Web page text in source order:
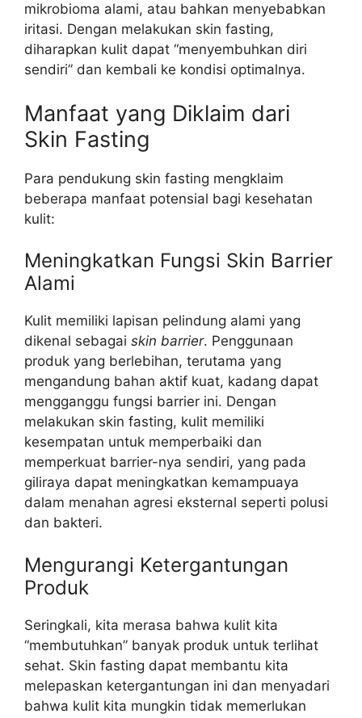
mikrobioma alami, atau bahkan menyebabkan
iritasi. Dengan melakukan skin fasting,
diharapkan kulit dapat “menyembuhkan diri
sendiri” dan kembali ke kondisi optimalnya.
Manfaat yang Diklaim dari
Skin Fasting
Para pendukung skin fasting mengklaim
beberapa manfaat potensial bagi kesehatan
kulit:
Meningkatkan Fungsi Skin Barrier
Alami
Kulit memiliki lapisan pelindung alami yang
dikenal sebagai skin barrier. Penggunaan
produk yang berlebihan, terutama yang
mengandung bahan aktif kuat, kadang dapat
mengganggu fungsi barrier ini. Dengan
melakukan skin fasting, kulit memiliki
kesempatan untuk memperbaiki dan
memperkuat barrier-nya sendiri, yang pada
giliraya dapat meningkatkan kemampuaya
dalam menahan agresi eksternal seperti polusi
dan bakteri.
Mengurangi Ketergantungan
Produk
Seringkali, kita merasa bahwa kulit kita
“membutuhkan” banyak produk untuk terlihat
sehat. Skin fasting dapat membantu kita
melepaskan ketergantungan ini dan menyadari
bahwa kulit kita mungkin tidak memerlukan